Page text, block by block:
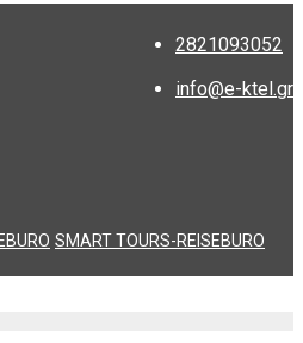
2821093052
info@e-ktel.gr
SMART TOURS-REISEBURO